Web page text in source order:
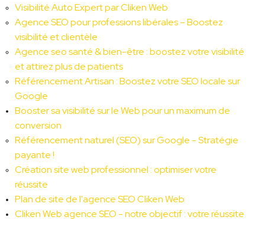
Visibilité Auto Expert par Cliken Web
Agence SEO pour professions libérales – Boostez
visibilité et clientèle
Agence seo santé & bien-être : boostez votre visibilité
et attirez plus de patients
Référencement Artisan : Boostez votre SEO locale sur
Google
Booster sa visibilité sur le Web pour un maximum de
conversion
Référencement naturel (SEO) sur Google - Stratégie
payante !
Création site web professionnel : optimiser votre
réussite
Plan de site de l'agence SEO Cliken Web
Cliken Web agence SEO - notre objectif : votre réussite